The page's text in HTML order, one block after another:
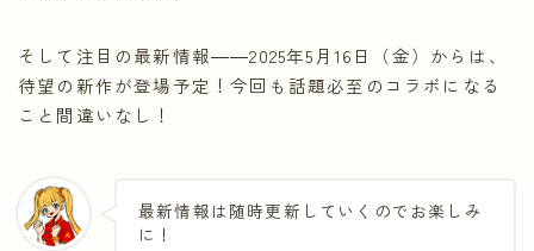
そして注目の最新情報――2025年5月16日（金）からは、
待望の新作が登場予定！今回も話題必至のコラボになる
こと間違いなし！
最新情報は随時更新していくのでお楽しみ
に！